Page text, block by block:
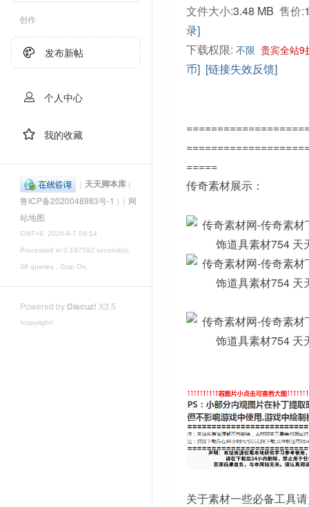
创作
发布新帖
个人中心
我的收藏
| 天天脚本库 (
鲁ICP备2020048983号-1 ) | 网
站地图
GMT+8, 2026-8-7 09:14 ,
Processed in 0.197592 second(s),
38 queries , Gzip On.
Powered by Discuz! X3.5
!copyright!
文件大小:3.48 MB 售价:
录]
下载权限: 不限 贵宾全站9
币] [链接失效反馈]
=====
传奇素材展示：
关于素材一些必备工具